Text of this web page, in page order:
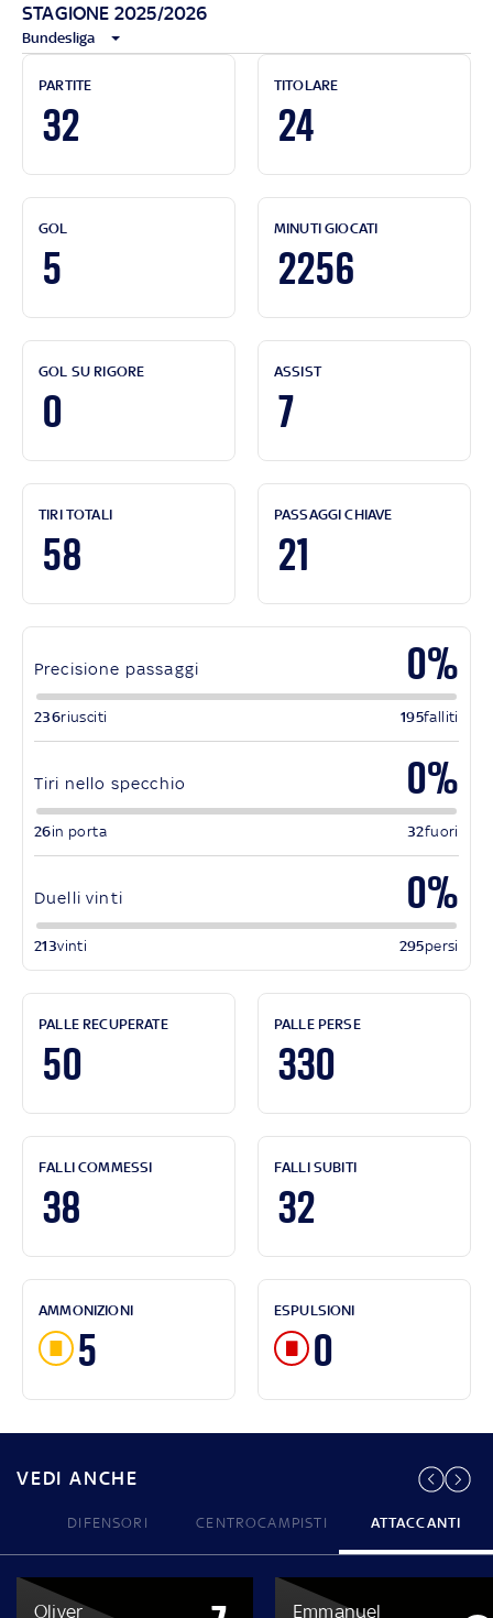
STAGIONE 2025/2026
Bundesliga
PARTITE
32
TITOLARE
24
GOL
5
MINUTI GIOCATI
2256
GOL SU RIGORE
0
ASSIST
7
TIRI TOTALI
58
PASSAGGI CHIAVE
21
Precisione passaggi 0%
236riusciti 195falliti
Tiri nello specchio 0%
26in porta 32fuori
Duelli vinti 0%
213vinti 295persi
PALLE RECUPERATE
50
PALLE PERSE
330
FALLI COMMESSI
38
FALLI SUBITI
32
AMMONIZIONI
5
ESPULSIONI
0
VEDI ANCHE
DIFENSORI CENTROCAMPISTI ATTACCANTI
Oliver Emmanuel